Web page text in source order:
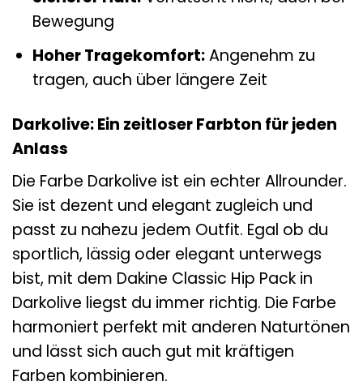
Bewegung
Hoher Tragekomfort:Angenehm zu
tragen, auch über längere Zeit
Darkolive: Ein zeitloser Farbton für jeden
Anlass
Die Farbe Darkolive ist ein echter Allrounder.
Sie ist dezent und elegant zugleich und
passt zu nahezu jedem Outfit. Egal ob du
sportlich, lässig oder elegant unterwegs
bist, mit dem Dakine Classic Hip Pack in
Darkolive liegst du immer richtig. Die Farbe
harmoniert perfekt mit anderen Naturtönen
und lässt sich auch gut mit kräftigen
Farben kombinieren.